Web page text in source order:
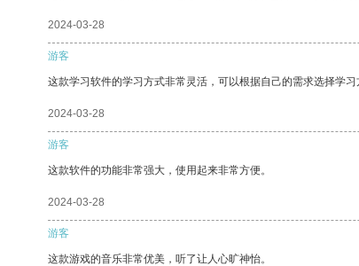
2024-03-28
游客
这款学习软件的学习方式非常灵活，可以根据自己的需求选择学
2024-03-28
游客
这款软件的功能非常强大，使用起来非常方便。
2024-03-28
游客
这款游戏的音乐非常优美，听了让人心旷神怡。